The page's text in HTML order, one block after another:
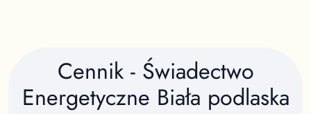
Cennik - Świadectwo
Energetyczne Biała podlaska